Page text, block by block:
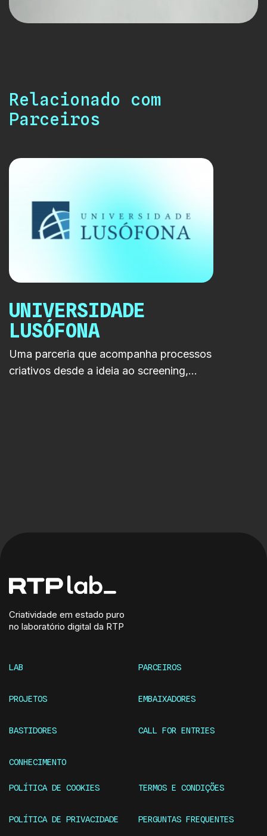
Relacionado com
Parceiros
UNIVERSIDADE
LUSÓFONA
Uma parceria que acompanha processos
criativos desde a ideia ao screening,
Criatividade em estado puro
no laboratório digital da RTP
LAB
PROJETOS
BASTIDORES
CONHECIMENTO
PARCEIROS
EMBAIXADORES
CALL FOR ENTRIES
POLÍTICA DE COOKIES
POLÍTICA DE PRIVACIDADE
TERMOS E CONDIÇÕES
PERGUNTAS FREQUENTES